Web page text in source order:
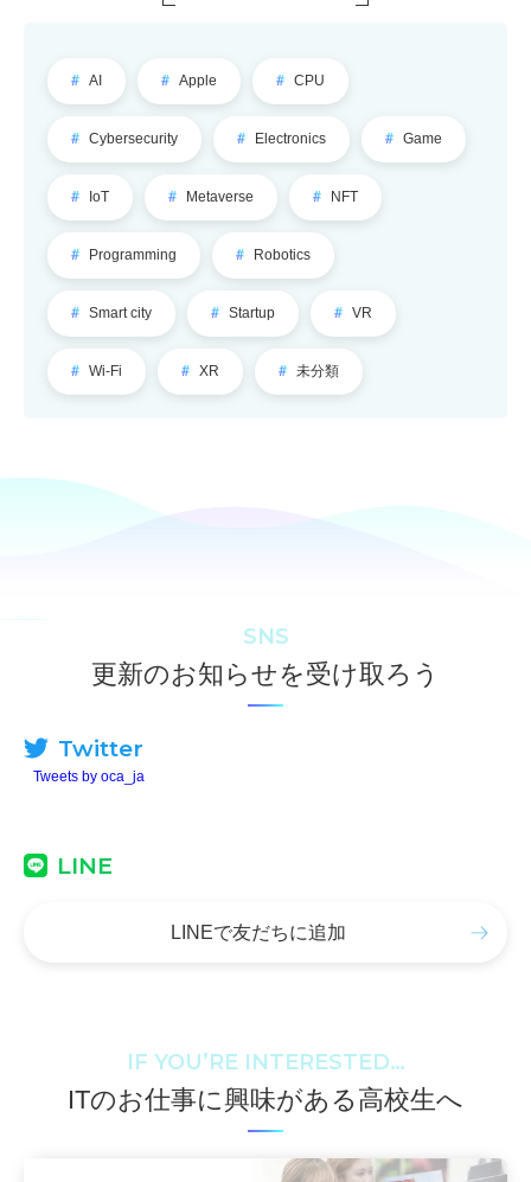
AI Apple CPU
Cybersecurity Electronics Game
IoT Metaverse NFT
Programming Robotics
Smart city Startup VR
Wi-Fi XR 未分類
SNS
更新のお知らせを受け取ろう
Twitter
Tweets by oca_ja
LINE
LINEで友だちに追加
IF YOU’RE INTERESTED…
ITのお仕事に興味がある高校生へ